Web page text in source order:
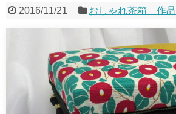
2016/11/21 おしゃれ茶箱 作品